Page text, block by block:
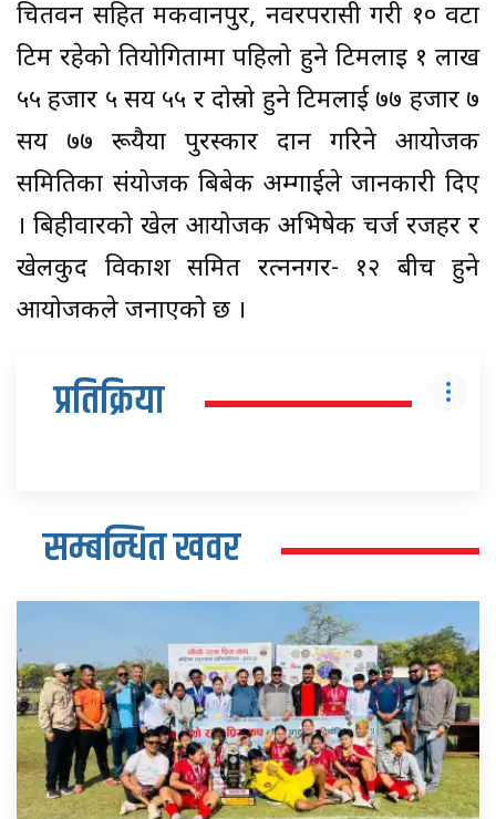
चितवन सहित मकवानपुर, नवरपरासी गरी १० वटा
टिम रहेको प्रतियोगितामा पहिलो हुने टिमलाइ १ लाख
५५ हजार ५ सय ५५ र दोस्रो हुने टिमलाई ७७ हजार ७
सय ७७ रूयैया पुरस्कार प्रदान गरिने आयोजक
समितिका संयोजक बिबेक अम्गाईले जानकारी दिए
। बिहीवारको खेल आयोजक अभिषेक चर्ज रजहर र
खेलकुद विकाश समित रत्ननगर- १२ बीच हुने
आयोजकले जनाएको छ ।
प्रतिक्रिया
सम्बन्धित खवर